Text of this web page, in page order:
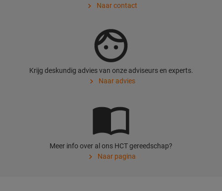
Naar contact
Krijg deskundig advies van onze adviseurs en experts.
Naar advies
Meer info over al ons HCT gereedschap?
Naar pagina